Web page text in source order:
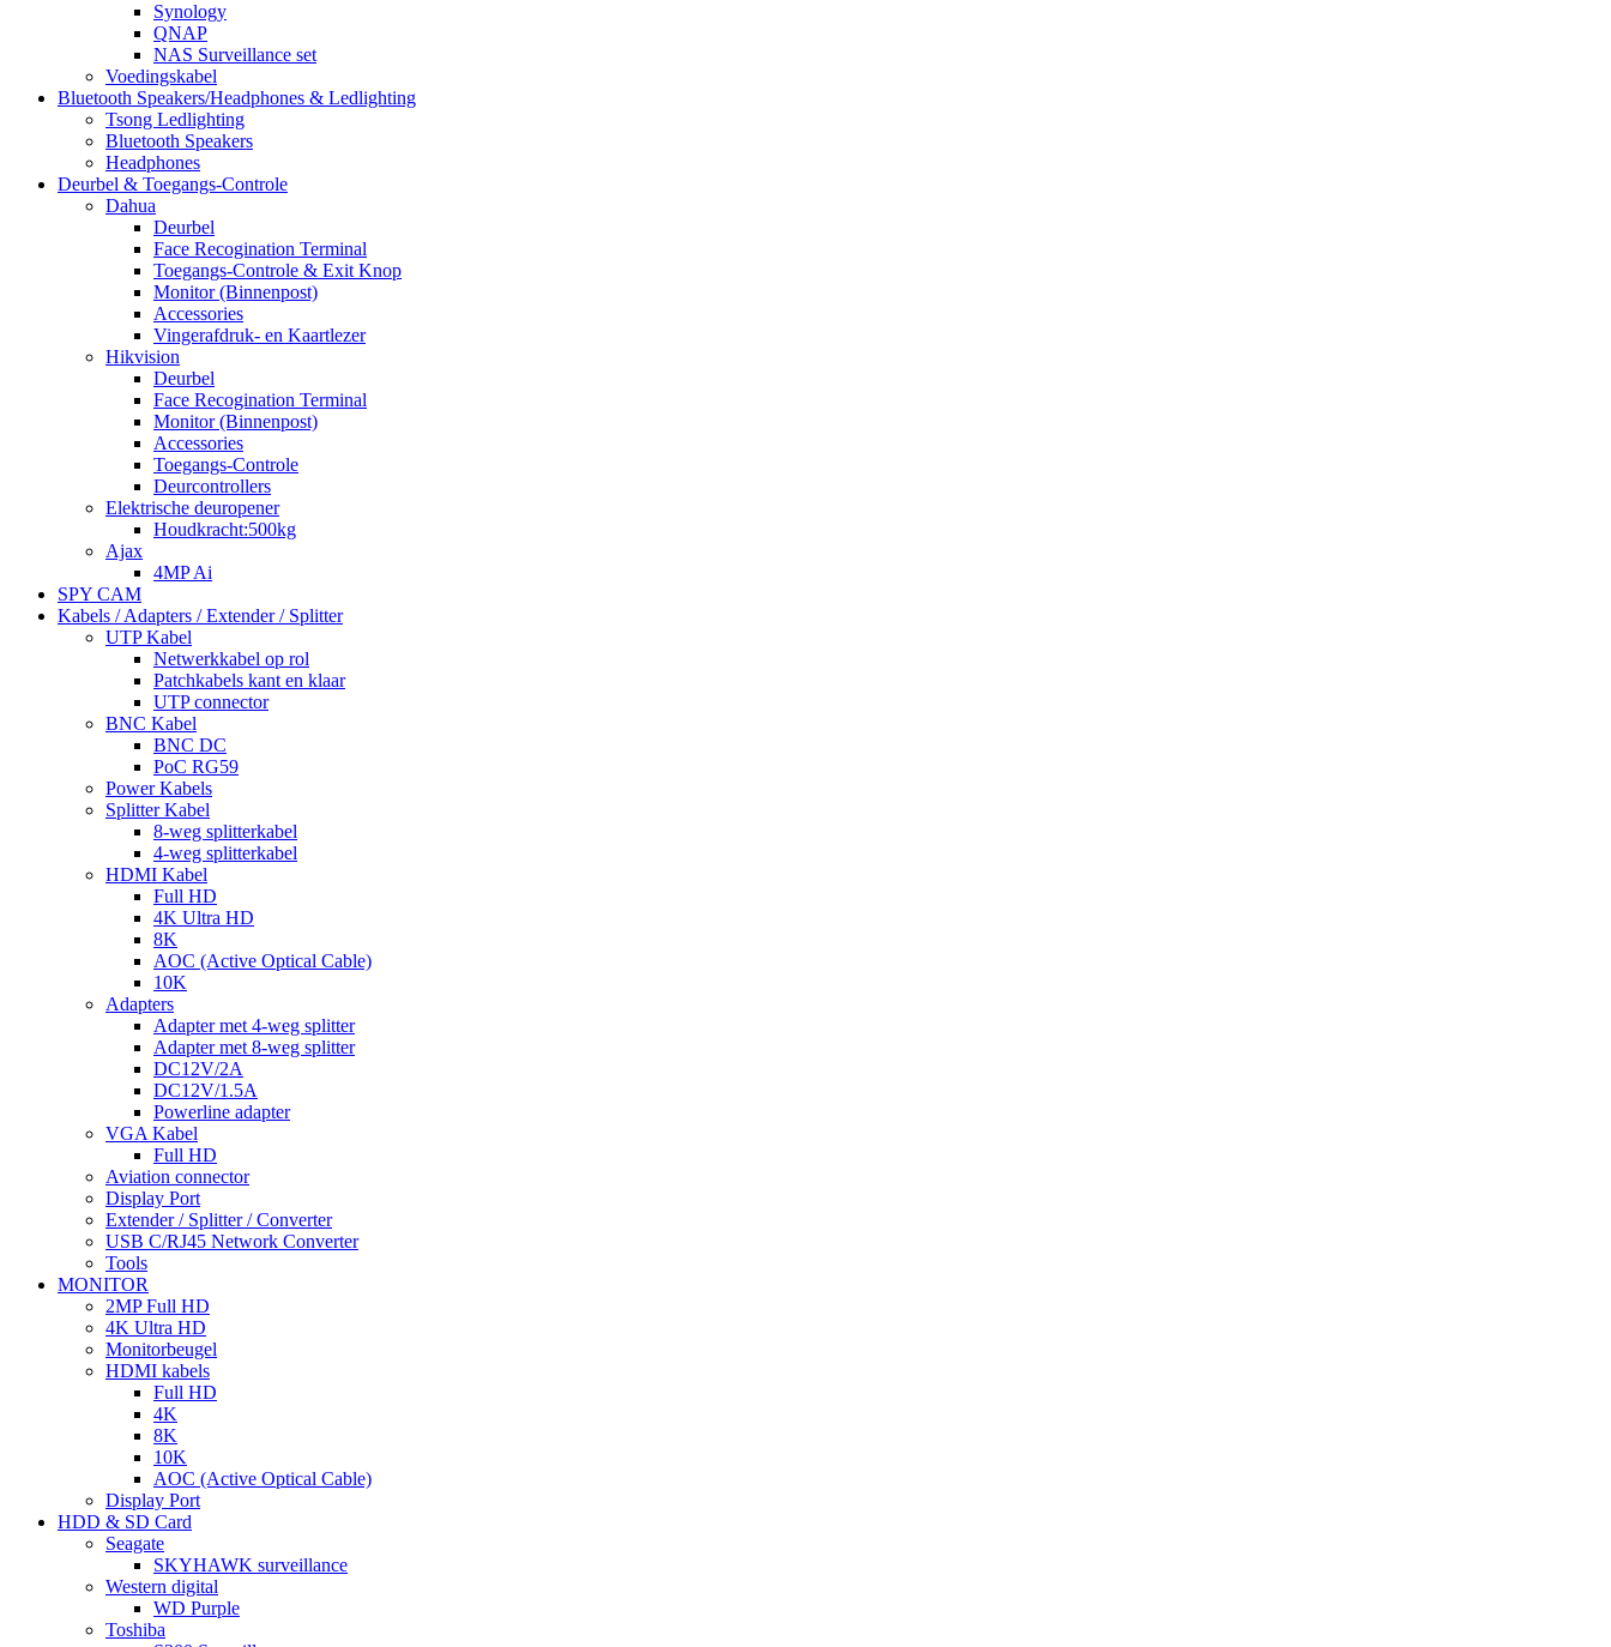
Synology
QNAP
NAS Surveillance set
Voedingskabel
Bluetooth Speakers/Headphones & Ledlighting
Tsong Ledlighting
Bluetooth Speakers
Headphones
Deurbel & Toegangs-Controle
Dahua
Deurbel
Face Recogination Terminal
Toegangs-Controle & Exit Knop
Monitor (Binnenpost)
Accessories
Vingerafdruk- en Kaartlezer
Hikvision
Deurbel
Face Recogination Terminal
Monitor (Binnenpost)
Accessories
Toegangs-Controle
Deurcontrollers
Elektrische deuropener
Houdkracht:500kg
Ajax
4MP Ai
SPY CAM
Kabels / Adapters / Extender / Splitter
UTP Kabel
Netwerkkabel op rol
Patchkabels kant en klaar
UTP connector
BNC Kabel
BNC DC
PoC RG59
Power Kabels
Splitter Kabel
8-weg splitterkabel
4-weg splitterkabel
HDMI Kabel
Full HD
4K Ultra HD
8K
AOC (Active Optical Cable)
10K
Adapters
Adapter met 4-weg splitter
Adapter met 8-weg splitter
DC12V/2A
DC12V/1.5A
Powerline adapter
VGA Kabel
Full HD
Aviation connector
Display Port
Extender / Splitter / Converter
USB C/RJ45 Network Converter
Tools
MONITOR
2MP Full HD
4K Ultra HD
Monitorbeugel
HDMI kabels
Full HD
4K
8K
10K
AOC (Active Optical Cable)
Display Port
HDD & SD Card
Seagate
SKYHAWK surveillance
Western digital
WD Purple
Toshiba